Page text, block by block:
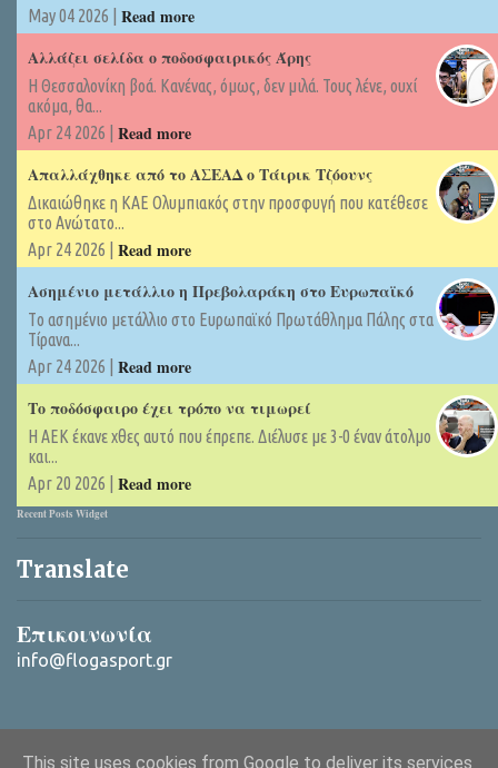
May 04 2026 | Read more
Αλλάζει σελίδα ο ποδοσφαιρικός Άρης
Η Θεσσαλονίκη βοά. Κανένας, όμως, δεν μιλά. Τους λένε, ουχί
ακόμα, θα...
Apr 24 2026 | Read more
Απαλλάχθηκε από το ΑΣΕΑΔ ο Τάιρικ Τζόουνς
Δικαιώθηκε η ΚΑΕ Ολυμπιακός στην προσφυγή που κατέθεσε
στο Ανώτατο...
Apr 24 2026 | Read more
Ασημένιο μετάλλιο η Πρεβολαράκη στο Ευρωπαϊκό
Tο ασημένιο μετάλλιο στο Ευρωπαϊκό Πρωτάθλημα Πάλης στα
Τίρανα...
Apr 24 2026 | Read more
Το ποδόσφαιρο έχει τρόπο να τιμωρεί
Η ΑΕΚ έκανε χθες αυτό που έπρεπε. Διέλυσε με 3-0 έναν άτολμο
και...
Apr 20 2026 | Read more
Recent Posts Widget
Translate
Επικοινωνία
info@flogasport.gr
This site uses cookies from Google to deliver its services